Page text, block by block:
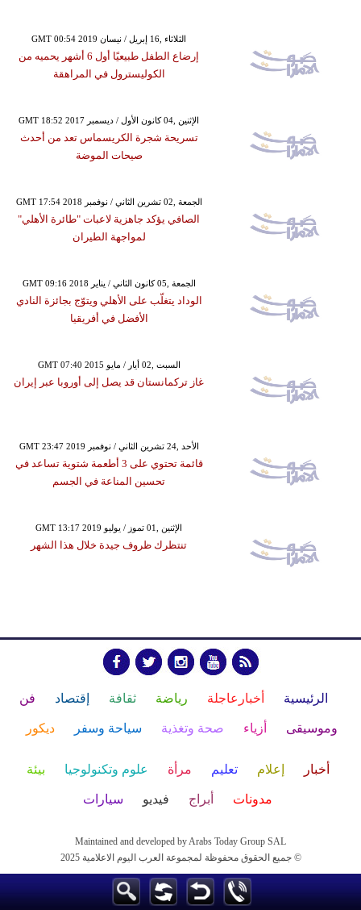
GMT 00:54 2019 الثلاثاء ,16 إبريل / نيسان
إرضاع الطفل طبيعيًا أول 6 أشهر يحميه من
الكوليسترول في المراهقة
GMT 18:52 2017 الإثنين ,04 كانون الأول / ديسمبر
تسريحة شجرة الكريسماس تعد من أحدث
صيحات الموضة
GMT 17:54 2018 الجمعة ,02 تشرين الثاني / نوفمبر
الصافي يؤكد جاهزية لاعبات "طائرة الأهلي"
لمواجهة الطيران
GMT 09:16 2018 الجمعة ,05 كانون الثاني / يناير
الوداد يتغلّب على الأهلي ويتوّج بجائزة النادي
الأفضل في أفريقيا
GMT 07:40 2015 السبت ,02 أيار / مايو
غاز تركمانستان قد يصل إلى أوروبا عبر إيران
GMT 23:47 2019 الأحد ,24 تشرين الثاني / نوفمبر
قائمة تحتوي على 3 أطعمة شتوية تساعد في
تحسين المناعة في الجسم
GMT 13:17 2019 الإثنين ,01 تموز / يوليو
تنتظرك ظروف جيدة خلال هذا الشهر
الرئيسية أخبارعاجلة رياضة ثقافة إقتصاد فن
وموسيقى أزياء صحة وتغذية سياحة وسفر ديكور
أخبار إعلام تعليم مرأة علوم وتكنولوجيا بيئة
مدونات أبراج فيديو سيارات
Maintained and developed by Arabs Today Group SAL
جميع الحقوق محفوظة لمجموعة العرب اليوم الاعلامية 2025 ©